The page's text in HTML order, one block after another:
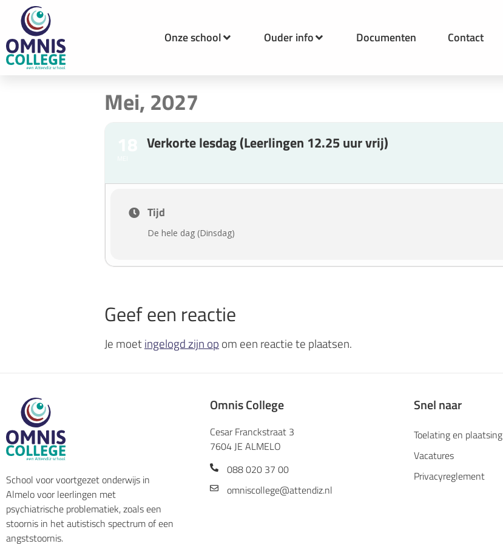
Onze school Ouder info Documenten Contact
Mei, 2027
Verkorte lesdag (Leerlingen 12.25 uur vrij)
Tijd
De hele dag (Dinsdag)
Geef een reactie
Je moetingelogd zijn op om een reactie te plaatsen.
School voor voortgezet onderwijs in
Almelo voor leerlingen met
psychiatrische problematiek, zoals een
stoornis in het autistisch spectrum of een
angststoornis.
Omnis College
Cesar Franckstraat 3
7604 JE ALMELO
088 020 37 00
omniscollege@attendiz.nl
Snel naar
Toelating en plaatsing
Vacatures
Privacyreglement